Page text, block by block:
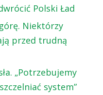
Polski Ład
Niektórzy
przed trudną
„Potrzebujemy
system”